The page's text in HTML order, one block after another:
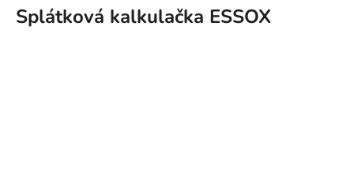
Splátková kalkulačka ESSOX